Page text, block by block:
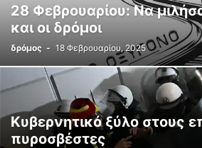
28 Φεβρουαρίου: Να
και οι δρόμοι
δρόμος - 18 Φεβρουαρίου, 2025
Κυβερνητικό ξύλο στους
πυροσβέστες